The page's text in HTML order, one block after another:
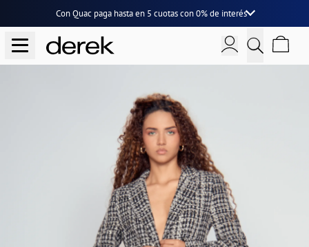
Con Quac paga hasta en 5 cuotascon0% de interés